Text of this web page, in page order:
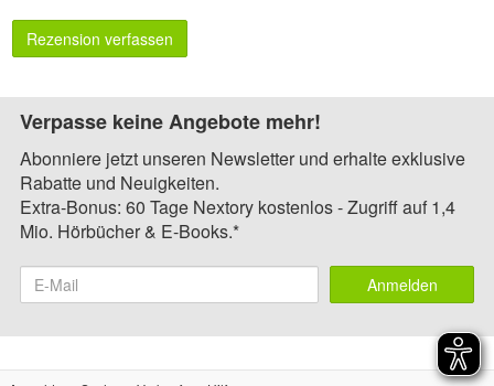
Rezension verfassen
Verpasse keine Angebote mehr!
Abonniere jetzt unseren Newsletter und erhalte exklusive
Rabatte und Neuigkeiten.
Extra-Bonus: 60 Tage Nextory kostenlos - Zugriff auf 1,4
Mio. Hörbücher & E-Books.*
Anmelden